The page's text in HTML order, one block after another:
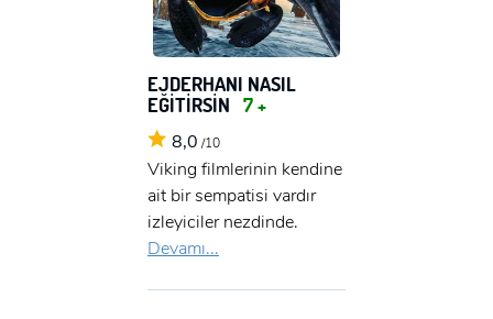
EJDERHANI NASIL
EĞİTİRSİN 7 +
8,0 /10
Viking filmlerinin kendine
ait bir sempatisi vardır
izleyiciler nezdinde.
Devamı...